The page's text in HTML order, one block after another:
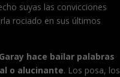
suyas las convicciones
rociado en sus últimos
hace bailar palabras
o alucinante. Los posa, los